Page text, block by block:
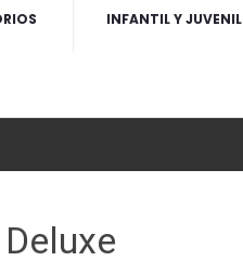
INFANTIL Y JUVENIL